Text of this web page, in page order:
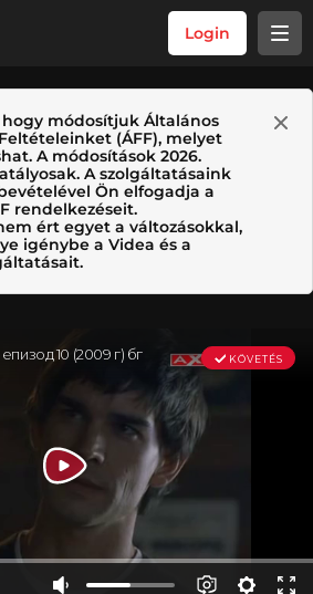
Login
módosítjuk Általános
(ÁFF), melyet
A módosítások 2026.
A szolgáltatásaink
Ön elfogadja a
rendelkezéseit.
ért egyet a változásokkal,
igénybe a Videa és a